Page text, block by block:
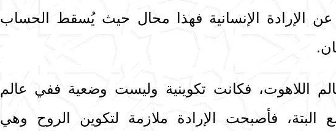
الإرادة الإنسانية فهذا محال حيث يُسقط الحساب
اللاهوت، فكانت تكوينية وليست وضعية ففي عالم
فأصبحت الإرادة ملازمة لتكوين الروح وهي